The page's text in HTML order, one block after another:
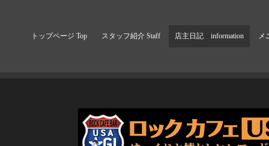
トップページ Top スタッフ紹介 Staff 店主日記 information メ